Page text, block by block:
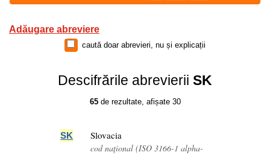
Adăugare abreviere
caută doar abrevieri, nu și explicații
Descifrările abrevierii SK
65de rezultate, afișate 30
SK Slovacia
cod național (ISO 3166-1 alpha-